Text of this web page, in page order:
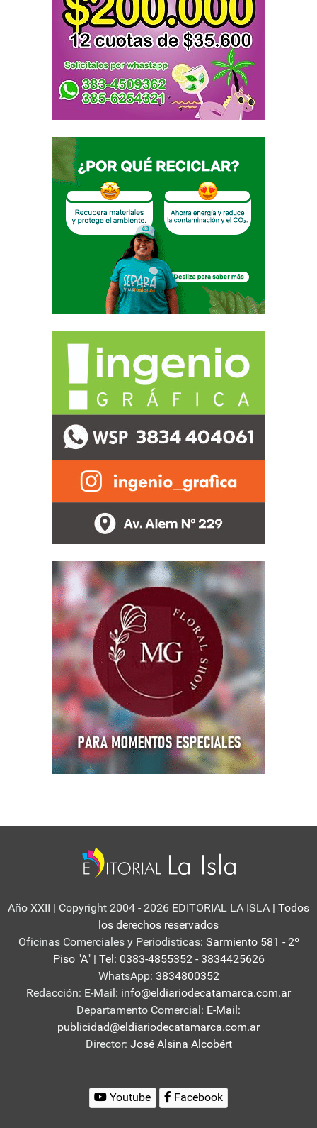
Año XXII | Copyright 2004 - 2026 EDITORIAL LA ISLA | Todos
los derechos reservados
Oficinas Comerciales y Periodisticas: Sarmiento 581 - 2º
Piso "A" | Tel: 0383-4855352 - 3834425626
WhatsApp: 3834800352
Redacción: E-Mail: info@eldiariodecatamarca.com.ar
Departamento Comercial: E-Mail:
publicidad@eldiariodecatamarca.com.ar
Director: José Alsina Alcobért
Youtube Facebook